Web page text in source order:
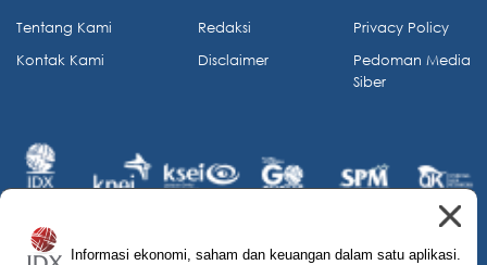
Informasi ekonomi, saham dan keuangan dalam satu aplikasi.
Tentang Kami
Kontak Kami
Redaksi
Disclaimer
Privacy Policy
Pedoman Media
Siber
© 2026 IDX Channel. All Rights Reserved.